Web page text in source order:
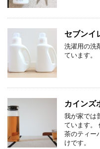
セブンイ
洗濯用の洗
ています。
カインズ
我が家では
ています。
茶のティー
けです。